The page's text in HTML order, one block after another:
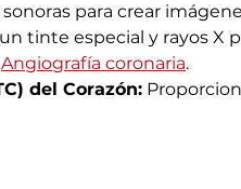
para crear
tinte especial y rayos X
Angiografía coronaria.
del Corazón: